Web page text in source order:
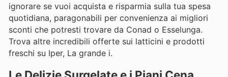
ignorare se vuoi acquista e risparmia sulla tua spesa
quotidiana, paragonabili per convenienza ai migliori
sconti che potresti trovare da Conad o Esselunga.
Trova altre incredibili offerte sui latticini e prodotti
freschi su Iper, La grande i.